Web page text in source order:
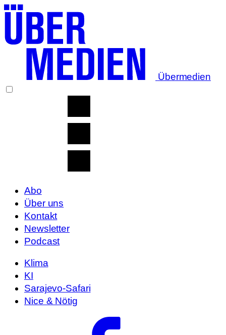
Übermedien
Abo
Über uns
Kontakt
Newsletter
Podcast
Klima
KI
Sarajevo-Safari
Nice & Nötig